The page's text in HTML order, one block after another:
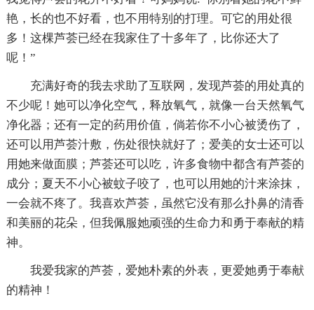
艳，长的也不好看，也不用特别的打理。可它的用处很
多！这棵芦荟已经在我家住了十多年了，比你还大了
呢！”
充满好奇的我去求助了互联网，发现芦荟的用处真的
不少呢！她可以净化空气，释放氧气，就像一台天然氧气
净化器；还有一定的药用价值，倘若你不小心被烫伤了，
还可以用芦荟汁敷，伤处很快就好了；爱美的女士还可以
用她来做面膜；芦荟还可以吃，许多食物中都含有芦荟的
成分；夏天不小心被蚊子咬了，也可以用她的汁来涂抹，
一会就不疼了。我喜欢芦荟，虽然它没有那么扑鼻的清香
和美丽的花朵，但我佩服她顽强的生命力和勇于奉献的精
神。
我爱我家的芦荟，爱她朴素的外表，更爱她勇于奉献
的精神！